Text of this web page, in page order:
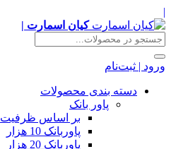
|
کیان اسمارت |
ورود | ثبت‌نام
دسته بندی محصولات
پاور بانک
بر اساس ظرفیت
پاوربانک 10 هزار
پاوربانک 20 هزار